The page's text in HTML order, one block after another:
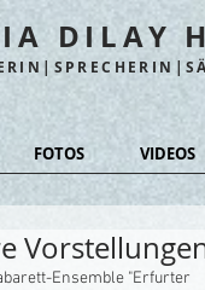
DILAY
Ensemble "Erfurter
FOTOS VIDEOS